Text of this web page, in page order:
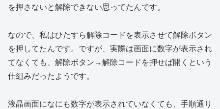
を押さないと解除できない思ってたんです。
なので、私はひたすら解除コードを表示させて解除ボタン
を押してたんです。ですが、実際は画面に数字が表示され
てなくても、解除ボタン→解除コードを押せば開くという
仕組みだったようです。
液晶画面になにも数字が表示されていなくても、手順通り